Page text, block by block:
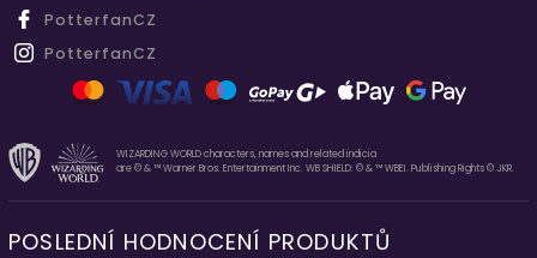
PotterfanCZ
PotterfanCZ
WIZARDING WORLD characters, names and related indicia
are © & ™ Warner Bros. Entertainment Inc. WB SHIELD: © & ™ WBEI. Publishing Rights © JKR.
POSLEDNÍ HODNOCENÍ PRODUKTŮ